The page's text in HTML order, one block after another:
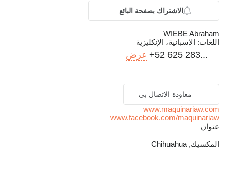
الاشتراك بصفحة البائع
WIEBE Abraham
اللغات: الإسبانية، الإنكليزية
+52 625 283... عرض
معاودة الاتصال بي
www.maquinariaw.com
www.facebook.com/maquinariaw
عنوان
المكسيك, Chihuahua